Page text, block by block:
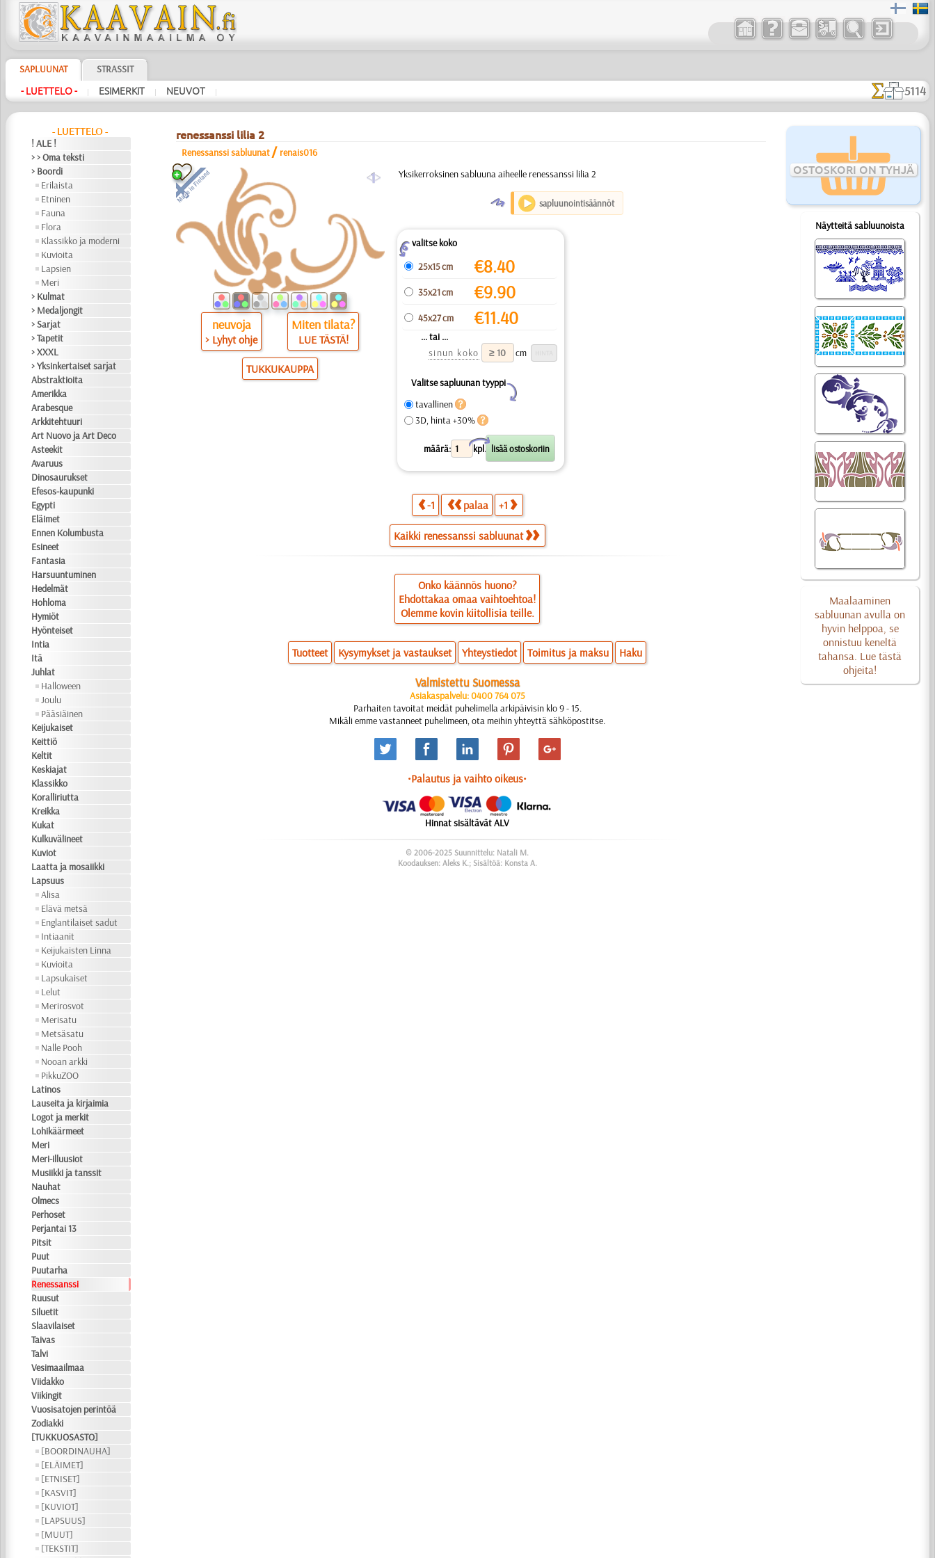
SAPLUUNAT STRASSIT
- LUETTELO - | ESIMERKIT | NEUVOT | 5114
- LUETTELO -
! ALE !
> > Oma teksti
> Boordi
Erilaista
Etninen
Fauna
Flora
Klassikko ja moderni
Kuvioita
Lapsien
Meri
> Kulmat
> Medaljongit
> Sarjat
> Tapetit
> XXXL
> Yksinkertaiset sarjat
Abstraktioita
Amerikka
Arabesque
Arkkitehtuuri
Art Nuovo ja Art Deco
Asteekit
Avaruus
Dinosaurukset
Efesos-kaupunki
Egypti
Eläimet
Ennen Kolumbusta
Esineet
Fantasia
Harsuuntuminen
Hedelmät
Hohloma
Hymiöt
Hyönteiset
Intia
Itä
Juhlat
Halloween
Joulu
Pääsiäinen
Keijukaiset
Keittiö
Keltit
Keskiajat
Klassikko
Koralliriutta
Kreikka
Kukat
Kulkuvälineet
Kuviot
Laatta ja mosaiikki
Lapsuus
Alisa
Elävä metsä
Englantilaiset sadut
Intiaanit
Keijukaisten Linna
Kuvioita
Lapsukaiset
Lelut
Merirosvot
Merisatu
Metsäsatu
Nalle Pooh
Nooan arkki
PikkuZOO
Latinos
Lauseita ja kirjaimia
Logot ja merkit
Lohikäärmeet
Meri
Meri-illuusiot
Musiikki ja tanssit
Nauhat
Olmecs
Perhoset
Perjantai 13
Pitsit
Puut
Puutarha
Renessanssi
Ruusut
Siluetit
Slaavilaiset
Taivas
Talvi
Vesimaailmaa
Viidakko
Viikingit
Vuosisatojen perintöä
Zodiakki
[TUKKUOSASTO]
[BOORDINAUHA]
[ELÄIMET]
[ETNISET]
[KASVIT]
[KUVIOT]
[LAPSUUS]
[MUUT]
[TEKSTIT]
OSTOSKORI ON TYHJÄ
Näytteitä sabluunoista
Maalaaminen
sabluunan avulla on
hyvin helppoa, se
onnistuu keneltä
tahansa. Lue tästä
ohjeita!
renessanssi lilia 2
Renessanssi sabluunat / renais016
a
neuvoja
> Lyhyt ohje
Miten tilata?
LUE TÄSTÄ!
TUKKUKAUPPA
Yksikerroksinen sabluuna aiheelle renessanssi lilia 2
O sapluunointisäännöt
Zvalitse koko
25x15 cm
€8.40
35x21 cm €9.90
45x27 cm €11.40
... tai ...
sinun koko
cm
Valitse sapluunan tyyppi
Y
tavallinen
3D, hinta +30%
määrä: kpl.
X
-1 palaa +1
Kaikki renessanssi sabluunat
Onko käännös huono?
Ehdottakaa omaa vaihtoehtoa!
Olemme kovin kiitollisia teille.
Tuotteet Kysymykset ja vastaukset Yhteystiedot Toimitus ja maksu Haku
Valmistettu Suomessa
Asiakaspalvelu: 0400 764 075
Parhaiten tavoitat meidät puhelimella arkipäivisin klo 9 - 15.
Mikäli emme vastanneet puhelimeen, ota meihin yhteyttä sähköpostitse.
•Palautus ja vaihto oikeus•
Hinnat sisältävät ALV
© 2006-2025 Suunnittelu: Natali M.
Koodauksen: Aleks K.; Sisältöä: Konsta A.